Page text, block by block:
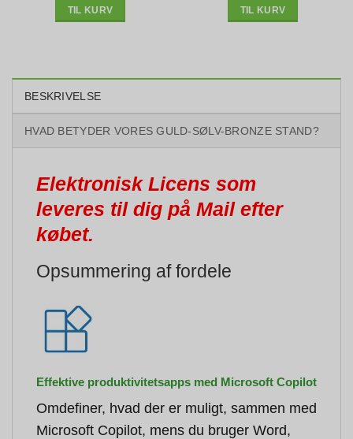
TIL KURV TIL KURV
BESKRIVELSE
HVAD BETYDER VORES GULD-SØLV-BRONZE STAND?
Elektronisk Licens som
leveres til dig på Mail efter
købet.
Opsummering af fordele
Effektive produktivitetsapps med Microsoft Copilot
Omdefiner, hvad der er muligt, sammen med
Microsoft Copilot, mens du bruger Word,